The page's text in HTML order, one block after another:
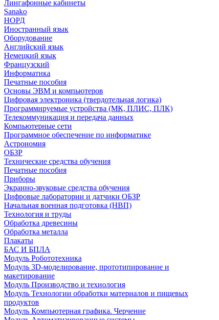
Лингафонные кабинеты
Sanako
НОРД
Иностранный язык
Оборудование
Английский язык
Немецкий язык
Французский
Информатика
Печатные пособия
Основы ЭВМ и компьютеров
Цифровая электроника (твердотельная логика)
Программируемые устройства (МК, ПЛИС, ПЛК)
Телекоммуникация и передача данных
Компьютерные сети
Программное обеспечение по информатике
Астрономия
ОБЗР
Технические средства обучения
Печатные пособия
Приборы
Экранно-звуковые средства обучения
Цифровые лаборатории и датчики ОБЗР
Начальная военная подготовка (НВП)
Технология и труды
Обработка древесины
Обработка металла
Плакаты
БАС И БПЛА
Модуль Робототехника
Модуль 3D-моделирование, прототипирование и
макетирование
Модуль Производство и технология
Модуль Технологии обработки материалов и пищевых
продуктов
Модуль Компьютерная графика. Черчение